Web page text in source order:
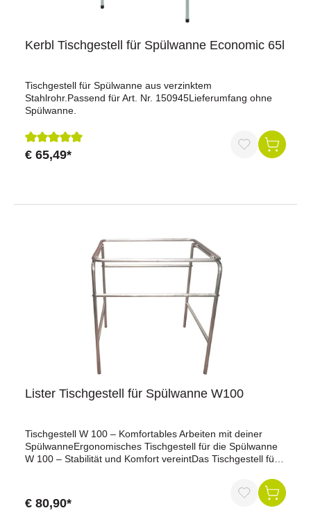
Kerbl Tischgestell für Spülwanne Economic 65l
Tischgestell für Spülwanne aus verzinktem
Stahlrohr.Passend für Art. Nr. 150945Lieferumfang ohne
Spülwanne.
Durchschnittliche Bewertung von 5 von 5 Sternen
€ 65,49*
Lister Tischgestell für Spülwanne W100
Tischgestell W 100 – Komfortables Arbeiten mit deiner
SpülwanneErgonomisches Tischgestell für die Spülwanne
W 100 – Stabilität und Komfort vereintDas Tischgestell für
Wert auf ergonomisches und sicheres Arbeiten legen.
Gefertigt aus hochwertigem, feuerverzinktem Stahl, bietet
das Gestell maximale Stabilität und ist optimal vor Rost und
€ 80,90*